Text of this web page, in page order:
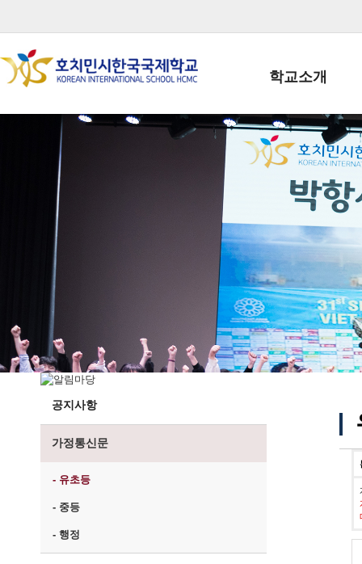
학교소개
학교장인사말
학생회장인사말
학교상징
학교 CI
교직원현황
학생현황
위치/전화
전경사진
공지사항
가정통신문
- 유초등
- 중등
- 행정